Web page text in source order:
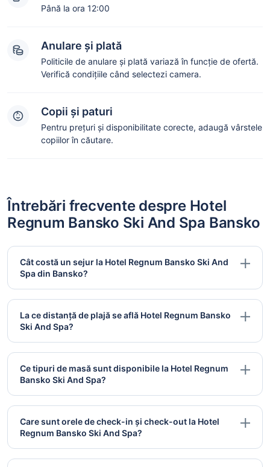
Până la ora 12:00
Anulare și plată
Politicile de anulare și plată variază în funcție de ofertă.
Verifică condițiile când selectezi camera.
Copii și paturi
Pentru prețuri și disponibilitate corecte, adaugă vârstele
copiilor în căutare.
Întrebări frecvente despre Hotel
Regnum Bansko Ski And Spa Bansko
Cât costă un sejur la Hotel Regnum Bansko Ski And
Spa din Bansko?
La ce distanță de plajă se află Hotel Regnum Bansko
Ski And Spa?
Ce tipuri de masă sunt disponibile la Hotel Regnum
Bansko Ski And Spa?
Care sunt orele de check-in și check-out la Hotel
Regnum Bansko Ski And Spa?